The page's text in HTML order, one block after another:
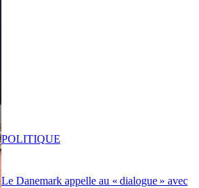
Le Danemark appelle au « dialogue » avec
POLITIQUE